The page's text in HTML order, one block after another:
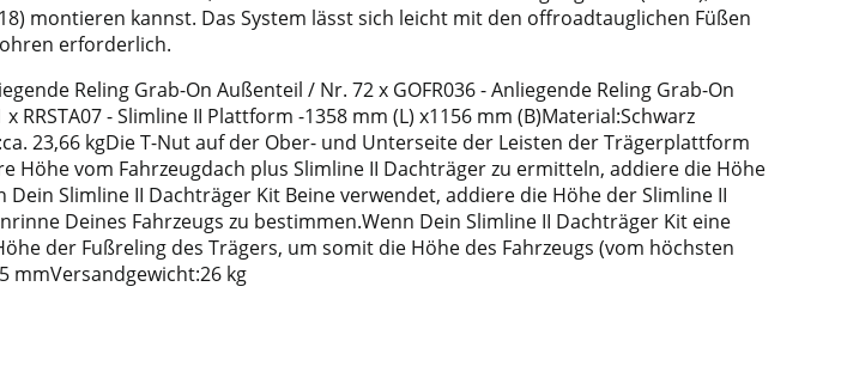
montieren kannst. Das System lässt sich leicht mit den offroadtauglichen Füßen
erforderlich.
Reling Grab-On Außenteil / Nr. 72 x GOFR036 - Anliegende Reling Grab-On
- Slimline II Plattform -1358 mm (L) x1156 mm (B)Material:Schwarz
23,66 kgDie T-Nut auf der Ober- und Unterseite der Leisten der Trägerplattform
vom Fahrzeugdach plus Slimline II Dachträger zu ermitteln, addiere die Höhe
Slimline II Dachträger Kit Beine verwendet, addiere die Höhe der Slimline II
Deines Fahrzeugs zu bestimmen.Wenn Dein Slimline II Dachträger Kit eine
der Fußreling des Trägers, um somit die Höhe des Fahrzeugs (vom höchsten
mmVersandgewicht:26 kg